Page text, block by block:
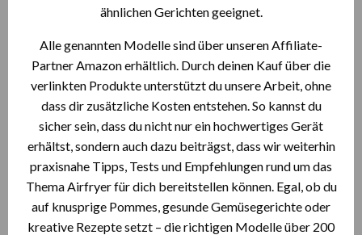
ähnlichen Gerichten geeignet.
Alle genannten Modelle sind über unseren Affiliate-
Partner Amazon erhältlich. Durch deinen Kauf über die
verlinkten Produkte unterstützt du unsere Arbeit, ohne
dass dir zusätzliche Kosten entstehen. So kannst du
sicher sein, dass du nicht nur ein hochwertiges Gerät
erhältst, sondern auch dazu beiträgst, dass wir weiterhin
praxisnahe Tipps, Tests und Empfehlungen rund um das
Thema Airfryer für dich bereitstellen können. Egal, ob du
auf knusprige Pommes, gesunde Gemüsegerichte oder
kreative Rezepte setzt – die richtigen Modelle über 200